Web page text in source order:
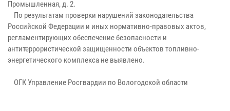
Промышленная, д. 2.
По результатам проверки нарушений законодательства
Российской Федерации и иных нормативно-правовых актов,
регламентирующих обеспечение безопасности и
антитеррористической защищенности объектов топливно-
энергетического комплекса не выявлено.
ОГК Управление Росгвардии по Вологодской области